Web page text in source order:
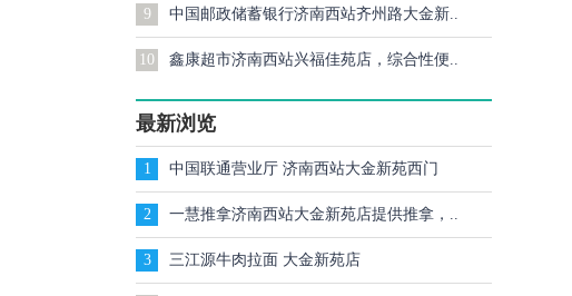
9 中国邮政储蓄银行济南西站齐州路大金新..
10 鑫康超市济南西站兴福佳苑店，综合性便..
最新浏览
1 中国联通营业厅 济南西站大金新苑西门
2 一慧推拿济南西站大金新苑店提供推拿，..
3 三江源牛肉拉面 大金新苑店